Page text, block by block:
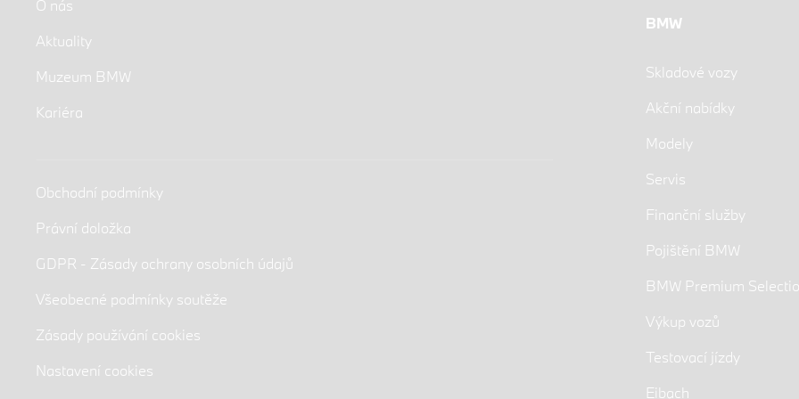
O nás
Aktuality
Muzeum BMW
Kariéra
Obchodní podmínky
Právní doložka
GDPR - Zásady ochrany osobních údajů
Všeobecné podmínky soutěže
Zásady používání cookies
Nastavení cookies
BMW
Skladové vozy
Akční nabídky
Modely
Servis
Finanční služby
Pojištění BMW
BMW Premium
Výkup vozů
Testovací jízdy
Eibach